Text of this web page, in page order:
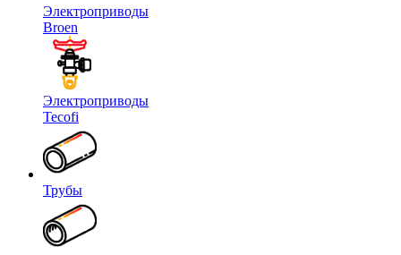
Электроприводы
Broen
Электроприводы
Tecofi
Трубы